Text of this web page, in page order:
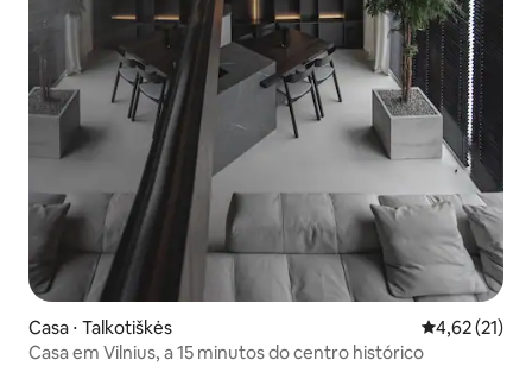
Casa ⋅ Talkotiškės 4,62 de uma
4,62 (21)
Casa em Vilnius, a 15 minutos do centro histórico